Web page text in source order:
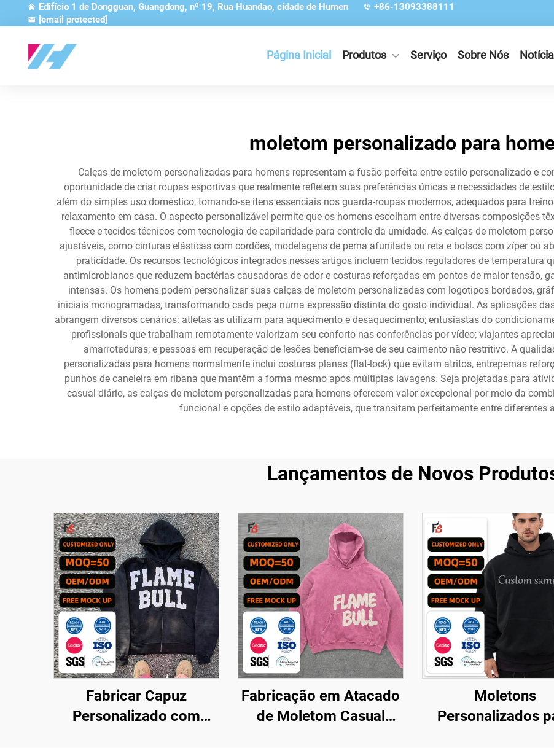
Edifício 1 de Dongguan, Guangdong, nº 19, Rua Huandao, cidade de Humen
+86-13093388111
[email protected]
Página Inicial Produtos Serviço Sobre Nós
moletom personalizado para
Calças de moletom personalizadas para homens representam a fusão perfeita entre estilo personalizado e
oportunidade de criar roupas esportivas que realmente refletem suas preferências únicas e necessidades de
além do simples uso doméstico, tornando-se itens essenciais nos guarda-roupas modernos, adequados para
relaxamento em casa. O aspecto personalizável permite que os homens escolham entre diversas composições
fleece e tecidos técnicos com tecnologia de capilaridade para controle da umidade. As calças de moletom
ajustáveis, como cinturas elásticas com cordões, modelagens de perna afunilada ou reta e bolsos com zíper ou
praticidade. Os recursos tecnológicos integrados nesses artigos incluem tecidos reguladores de temperatura
antimicrobianos que reduzem bactérias causadoras de odor e costuras reforçadas em pontos de maior tensão,
intensas. Os homens podem personalizar suas calças de moletom personalizadas com logotipos bordados,
iniciais monogramadas, transformando cada peça numa expressão distinta do gosto individual. As aplicações
abrangem diversos cenários: atletas as utilizam para aquecimento e desaquecimento; entusiastas do
profissionais que trabalham remotamente valorizam seu conforto nas conferências por vídeo; viajantes
amarrotaduras; e pessoas em recuperação de lesões beneficiam-se de seu caimento não restritivo. A
personalizadas para homens normalmente inclui costuras planas (flat-lock) que evitam atritos, entrepernas
punhos de caneleira em ribana que mantêm a forma mesmo após múltiplas lavagens. Seja projetadas para
casual diário, as calças de moletom personalizadas para homens oferecem valor excepcional por meio da
funcional e opções de estilo adaptáveis, que transitam perfeitamente entre diferentes
Lançamentos de Novos
Fabricar Capuz
Personalizado com
Fabricação em Atacado
de Moletom Casual
Moletons
Personalizados